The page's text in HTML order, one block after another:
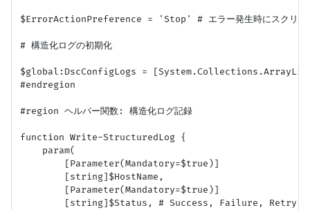
$ErrorActionPreference = 'Stop' # エラー発生時にスクリ
# 構造化ログの初期化
$global:DscConfigLogs =
#endregion
#region ヘルパー関数: 構造化ログ記録
function Write-StructuredLog {
    param(
        [Parameter(Mandatory=$true)]
        [string]$HostName,
        [Parameter(Mandatory=$true)]
[string]$Status, # Success, Failure, Retry,